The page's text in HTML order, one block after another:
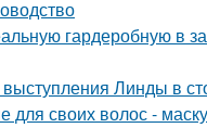
гардеробную в
выступления Линды в
для своих волос -